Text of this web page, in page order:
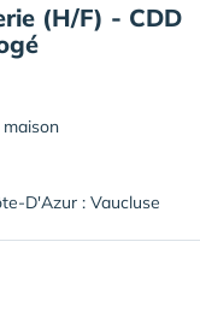
(H/F) - CDD
D'Azur : Vaucluse